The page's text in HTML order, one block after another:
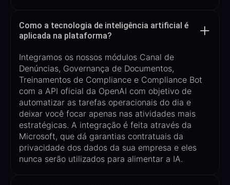
Como a tecnologia de inteligência artificial é
aplicada na plataforma?
Integramos os nossos módulos Canal de
Denúncias, Governança de Documentos,
Treinamentos de Compliance e Compliance Bot
com a API oficial da OpenAI com objetivo de
automatizar as tarefas operacionais do dia e
deixar você focar apenas nas atividades mais
estratégicas. A integração é feita através da
Microsoft, que dá garantias contratuais da
privacidade dos dados da sua empresa e eles
nunca serão utilizados para alimentar a IA.